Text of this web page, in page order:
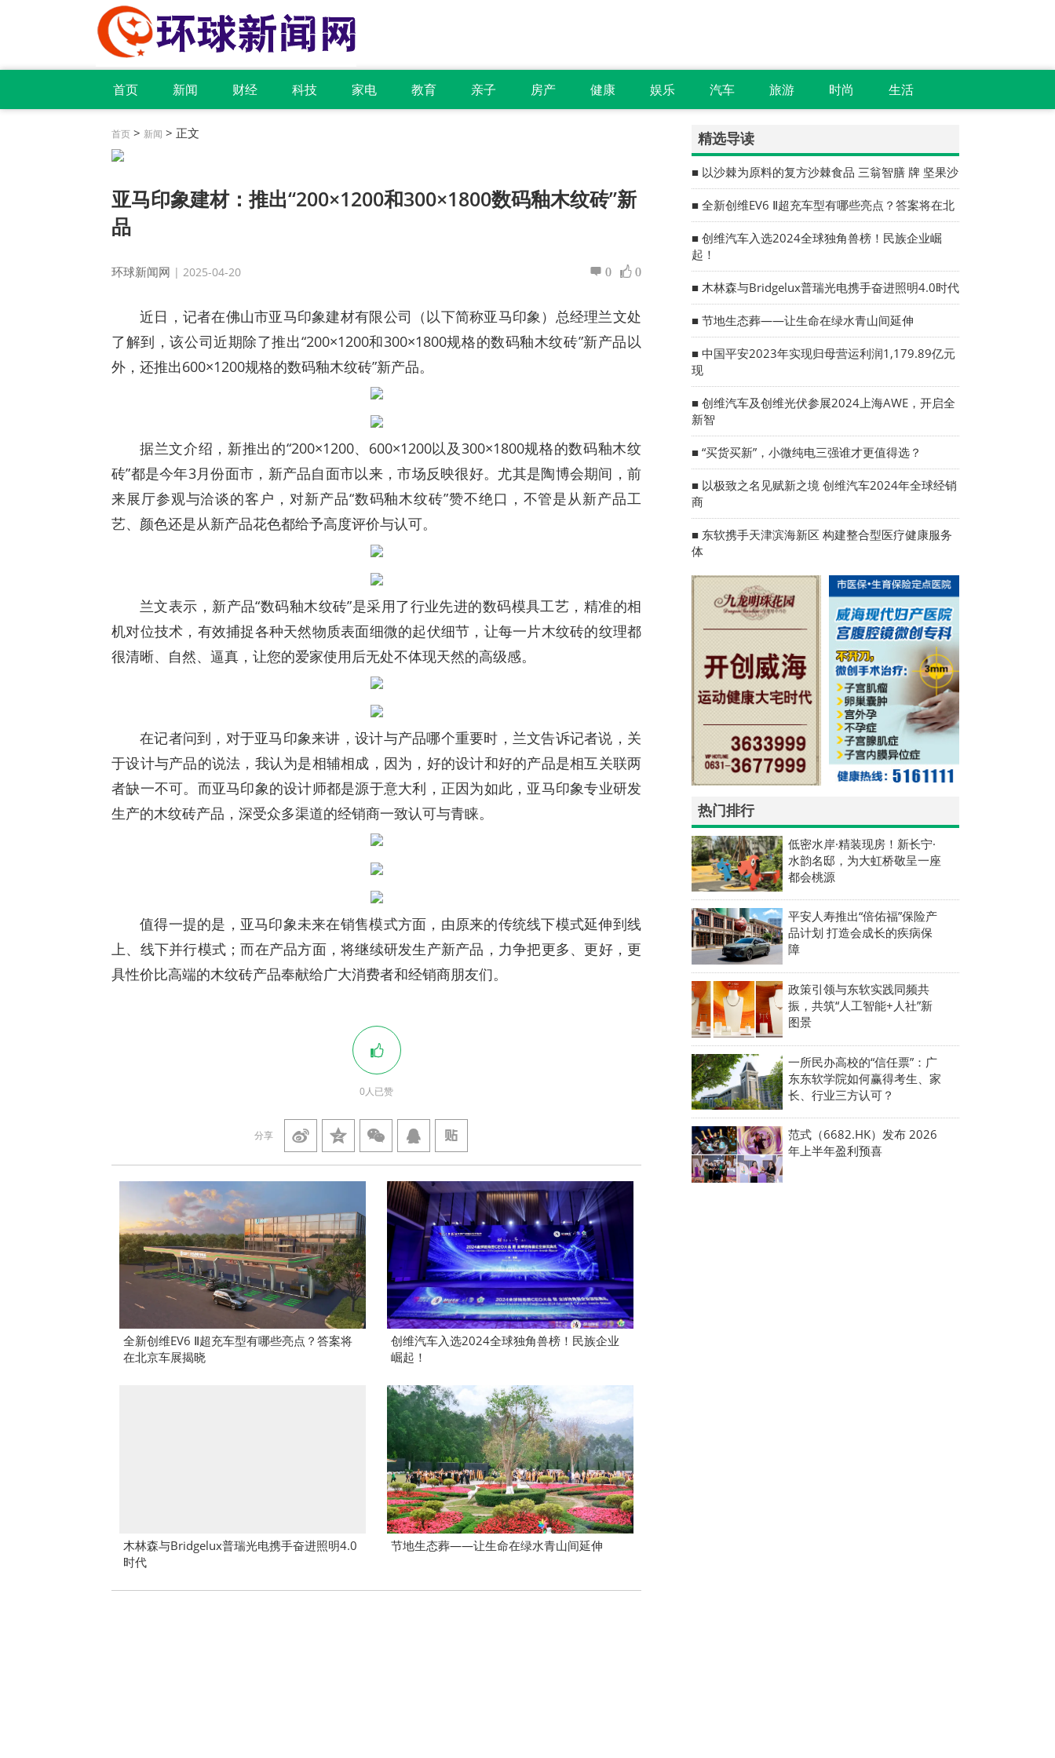
首页 新闻 财经 科技 家电 教育 亲子 房产 健康 娱乐 汽车 旅游 时尚 生活
首页 > 新闻 > 正文
亚马印象建材：推出“200×1200和300×1800数码釉木纹砖”新
品
环球新闻网 | 2025-04-20 0 0
近日，记者在佛山市亚马印象建材有限公司（以下简称亚马印象）总经理兰文处
了解到，该公司近期除了推出“200×1200和300×1800规格的数码釉木纹砖”新产品以
外，还推出600×1200规格的数码釉木纹砖”新产品。
据兰文介绍，新推出的“200×1200、600×1200以及300×1800规格的数码釉木纹
砖”都是今年3月份面市，新产品自面市以来，市场反映很好。尤其是陶博会期间，前
来展厅参观与洽谈的客户，对新产品“数码釉木纹砖”赞不绝口，不管是从新产品工
艺、颜色还是从新产品花色都给予高度评价与认可。
兰文表示，新产品“数码釉木纹砖”是采用了行业先进的数码模具工艺，精准的相
机对位技术，有效捕捉各种天然物质表面细微的起伏细节，让每一片木纹砖的纹理都
很清晰、自然、逼真，让您的爱家使用后无处不体现天然的高级感。
在记者问到，对于亚马印象来讲，设计与产品哪个重要时，兰文告诉记者说，关
于设计与产品的说法，我认为是相辅相成，因为，好的设计和好的产品是相互关联两
者缺一不可。而亚马印象的设计师都是源于意大利，正因为如此，亚马印象专业研发
生产的木纹砖产品，深受众多渠道的经销商一致认可与青睐。
值得一提的是，亚马印象未来在销售模式方面，由原来的传统线下模式延伸到线
上、线下并行模式；而在产品方面，将继续研发生产新产品，力争把更多、更好，更
具性价比高端的木纹砖产品奉献给广大消费者和经销商朋友们。
0人已赞
分享
全新创维EV6 Ⅱ超充车型有哪些亮点？答案将
在北京车展揭晓
创维汽车入选2024全球独角兽榜！民族企业
崛起！
木林森与Bridgelux普瑞光电携手奋进照明4.0
时代
节地生态葬——让生命在绿水青山间延伸
精选导读
■ 以沙棘为原料的复方沙棘食品 三翁智膳 牌 坚果沙
■ 全新创维EV6 Ⅱ超充车型有哪些亮点？答案将在北
■ 创维汽车入选2024全球独角兽榜！民族企业崛
起！
■ 木林森与Bridgelux普瑞光电携手奋进照明4.0时代
■ 节地生态葬——让生命在绿水青山间延伸
■ 中国平安2023年实现归母营运利润1,179.89亿元
现
■ 创维汽车及创维光伏参展2024上海AWE，开启全
新智
■ “买货买新”，小微纯电三强谁才更值得选？
■ 以极致之名见赋新之境 创维汽车2024年全球经销
商
■ 东软携手天津滨海新区 构建整合型医疗健康服务
体
热门排行
低密水岸·精装现房！新长宁·
水韵名邸，为大虹桥敬呈一座
都会桃源
平安人寿推出“倍佑福”保险产
品计划 打造会成长的疾病保
障
政策引领与东软实践同频共
振，共筑“人工智能+人社”新
图景
一所民办高校的“信任票”：广
东东软学院如何赢得考生、家
长、行业三方认可？
范式（6682.HK）发布 2026
年上半年盈利预喜